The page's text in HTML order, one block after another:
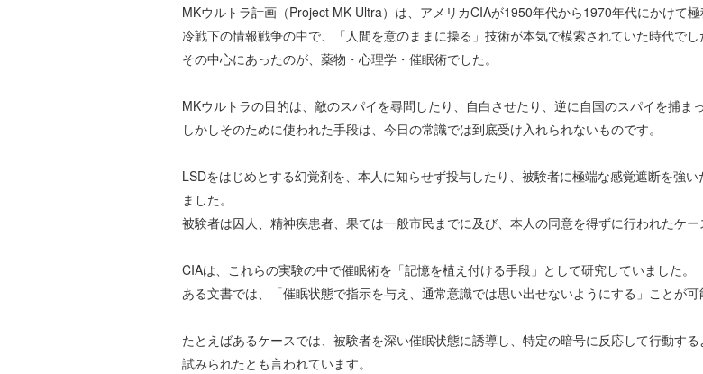
MKウルトラ計画（Project MK-Ultra）は、アメリカCIAが1950年代から1970年代にかけて
冷戦下の情報戦争の中で、「人間を意のままに操る」技術が本気で模索されていた時代でし
その中心にあったのが、薬物・心理学・催眠術でした。
MKウルトラの目的は、敵のスパイを尋問したり、自白させたり、逆に自国のスパイを捕ま
しかしそのために使われた手段は、今日の常識では到底受け入れられないものです。
LSDをはじめとする幻覚剤を、本人に知らせず投与したり、被験者に極端な感覚遮断を強
ました。
被験者は囚人、精神疾患者、果ては一般市民までに及び、本人の同意を得ずに行われたケー
CIAは、これらの実験の中で催眠術を「記憶を植え付ける手段」として研究していました。
ある文書では、「催眠状態で指示を与え、通常意識では思い出せないようにする」ことが可
たとえばあるケースでは、被験者を深い催眠状態に誘導し、特定の暗号に反応して行動す
試みられたとも言われています。